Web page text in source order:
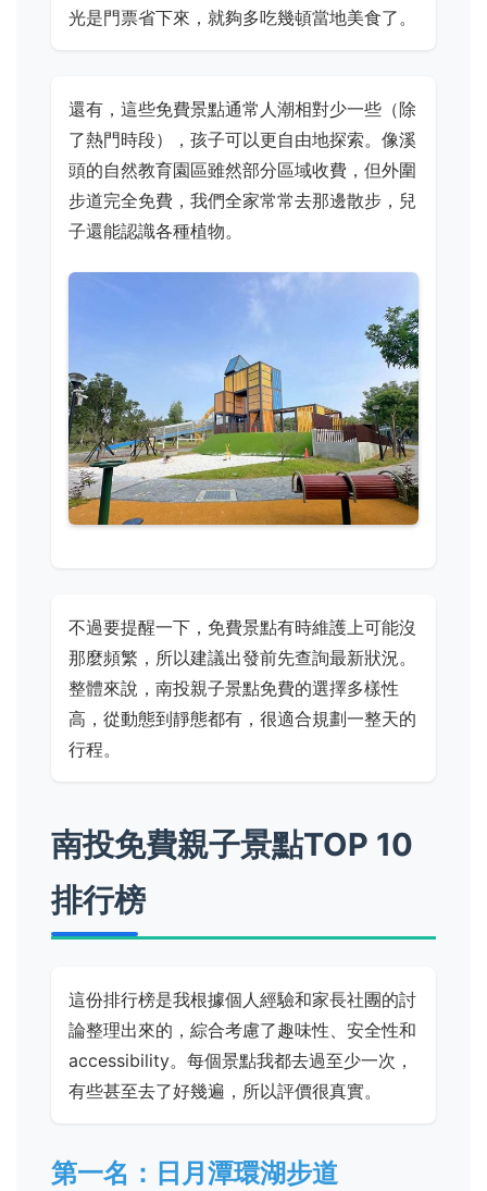
光是門票省下來，就夠多吃幾頓當地美食了。
還有，這些免費景點通常人潮相對少一些（除
了熱門時段），孩子可以更自由地探索。像溪
頭的自然教育園區雖然部分區域收費，但外圍
步道完全免費，我們全家常常去那邊散步，兒
子還能認識各種植物。
不過要提醒一下，免費景點有時維護上可能沒
那麼頻繁，所以建議出發前先查詢最新狀況。
整體來說，南投親子景點免費的選擇多樣性
高，從動態到靜態都有，很適合規劃一整天的
行程。
南投免費親子景點TOP 10
排行榜
這份排行榜是我根據個人經驗和家長社團的討
論整理出來的，綜合考慮了趣味性、安全性和
accessibility。每個景點我都去過至少一次，
有些甚至去了好幾遍，所以評價很真實。
第一名：日月潭環湖步道